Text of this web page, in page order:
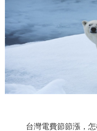
台灣電費節節漲，